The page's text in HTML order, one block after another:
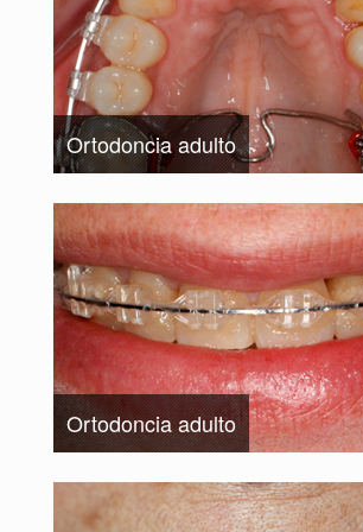
Ortodoncia adulto
Ortodoncia adulto